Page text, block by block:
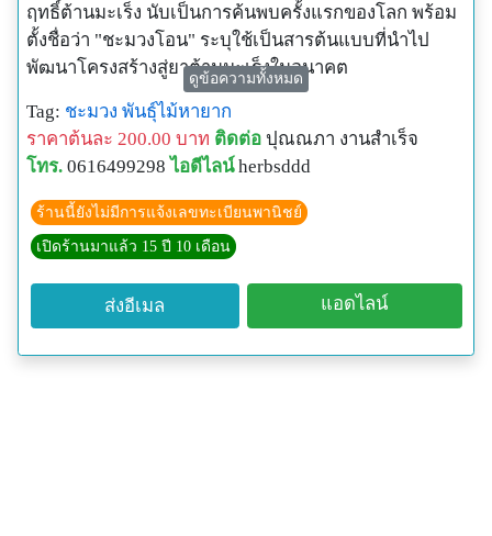
ฤทธิ์ต้านมะเร็ง นับเป็นการค้นพบครั้งแรกของโลก พร้อม
ตั้งชื่อว่า "ชะมวงโอน" ระบุใช้เป็นสารต้นแบบที่นำไป
พัฒนาโครงสร้างสู่ยาต้านมะเร็งในอนาคต
รศ.ดร.ภก.ภาคภูมิ พาณิชยปการนันท์ ผอ.สถานวิจัยยา
สมุนไพรและเทคโนโลยีชีวภาพทางเภสัชกรรม คณะ
เภสัชศาสตร์ ม.สงขลานครินทร์ (มอ.) เปิดเผยว่า ได้ร่วม
กับนายอภิรักษ์ สกุลปักษ์ นักศึกษาทุนโครงการปริญญาเอ
กกาญจนาภิเษก ภาควิชาเภสัชเวทและเภสัชพฤกษศาสตร์
ทำการศึกษาวิจัยคุณสมบัติมีฤทธิ์ต้านมะเร็งและต้าน
แบคทีเรียก่อโรคทางเดินอาหารจาก "ใบชะมวง" ได้
สำเร็จเป็นครั้งแรกของโลก หลังจากใช้เวลาศึกษาค้นคว้า
นานกว่า 2 ปี ซึ่งผลงานดังกล่าวได้รับการตีพิมพ์ในวารสาร
ดูข้อความทั้งหมด
Tag: ชะมวง พันธุ์ไม้หายาก
ราคาต้นละ 200.00 บาท ติดต่อ ปุณณภา งานสำเร็จ
โทร. 0616499298 ไอดีไลน์ herbsddd
ร้านนี้ยังไม่มีการแจ้งเลขทะเบียนพานิชย์
เปิดร้านมาแล้ว 15 ปี 10 เดือน
ส่งอีเมล แอดไลน์